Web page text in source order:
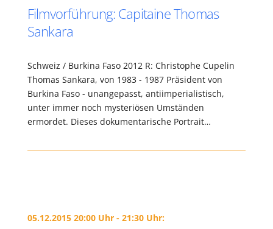
Filmvorführung: Capitaine Thomas
Sankara
Schweiz / Burkina Faso 2012 R: Christophe Cupelin
Thomas Sankara, von 1983 - 1987 Präsident von
Burkina Faso - unangepasst, antiimperialistisch,
unter immer noch mysteriösen Umständen
ermordet. Dieses dokumentarische Portrait…
05.12.2015 20:00 Uhr - 21:30 Uhr: